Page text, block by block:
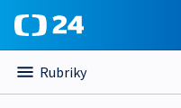
Rubriky